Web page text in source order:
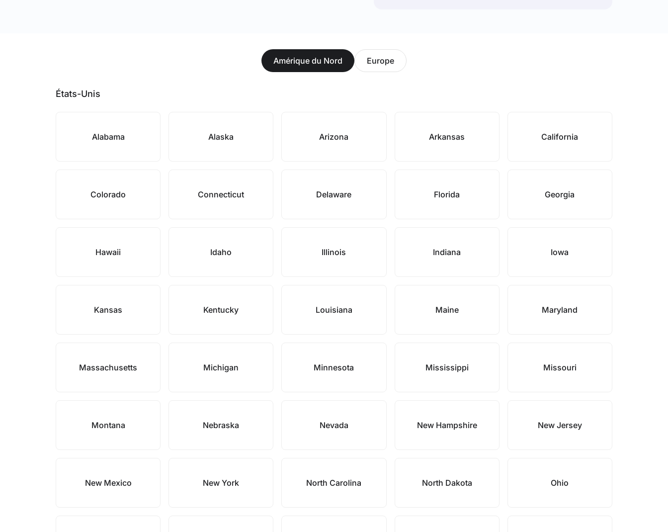
Amérique du Nord Europe
États-Unis
Alabama Alaska Arizona Arkansas California
Colorado Connecticut Delaware Florida Georgia
Hawaii Idaho Illinois Indiana Iowa
Kansas Kentucky Louisiana Maine Maryland
Massachusetts Michigan Minnesota Mississippi Missouri
Montana Nebraska Nevada New Hampshire New Jersey
New Mexico New York North Carolina North Dakota Ohio